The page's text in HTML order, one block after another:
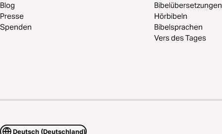
Blog
Presse
Spenden
Bibelübersetzungen
Hörbibeln
Bibelsprachen
Vers des Tages
Deutsch (Deutschland)